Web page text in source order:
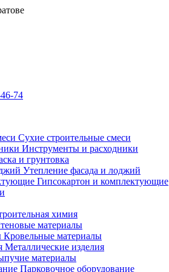
74
Сухие строительные смеси
Инструменты и расходники
и грунтовка
Утепление фасада и лоджий
Гипсокартон и комплектующие
химия
материалы
Кровельные материалы
Металлические изделия
материалы
Парковочное оборудование